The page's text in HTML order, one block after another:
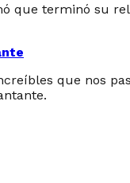
que terminó su
que nos